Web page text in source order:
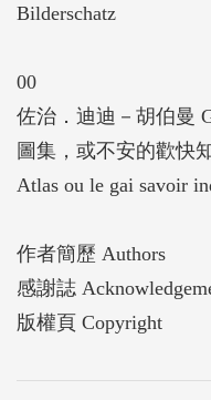
Bilderschatz
00
佐治．迪迪－胡伯曼
圖集，或不安的歡快
Atlas ou le gai savoir
作者簡歷 Authors
感謝誌
版權頁 Copyright